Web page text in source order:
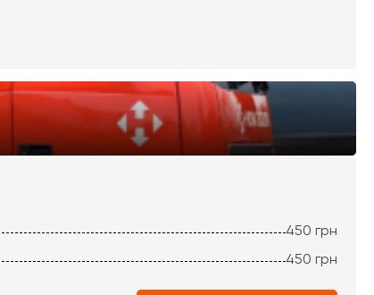
450 грн
450 грн